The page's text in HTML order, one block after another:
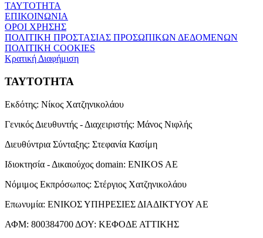
ΤΑΥΤΟΤΗΤΑ
ΕΠΙΚΟΙΝΩΝΙΑ
ΟΡΟΙ ΧΡΗΣΗΣ
ΠΟΛΙΤΙΚΗ ΠΡΟΣΤΑΣΙΑΣ ΠΡΟΣΩΠΙΚΩΝ ΔΕΔΟΜΕΝΩΝ
ΠΟΛΙΤΙΚΗ COOKIES
Κρατική Διαφήμιση
ΤΑΥΤΟΤΗΤΑ
Εκδότης: Νίκος Χατζηνικολάου
Γενικός Διευθυντής - Διαχειριστής: Μάνος Νιφλής
Διευθύντρια Σύνταξης: Στεφανία Κασίμη
Ιδιοκτησία - Δικαιούχος domain: ENIKOS AE
Νόμιμος Εκπρόσωπος: Στέργιος Χατζηνικολάου
Επωνυμία: ΕΝΙΚΟΣ ΥΠΗΡΕΣΙΕΣ ΔΙΑΔΙΚΤΥΟΥ ΑΕ
ΑΦΜ: 800384700 ΔΟΥ: ΚΕΦΟΔΕ ΑΤΤΙΚΗΣ